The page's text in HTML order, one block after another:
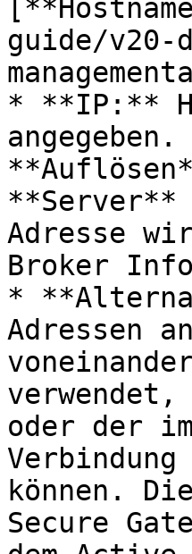
guide/v20-
* **IP:**
**Server**
Adresse
Broker
*
Adressen
verwendet,
oder der
können.
Secure